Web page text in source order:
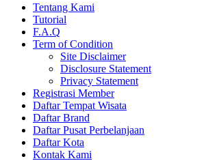
Tentang Kami
Tutorial
F.A.Q
Term of Condition
Site Disclaimer
Disclosure Statement
Privacy Statement
Registrasi Member
Daftar Tempat Wisata
Daftar Brand
Daftar Pusat Perbelanjaan
Daftar Kota
Kontak Kami